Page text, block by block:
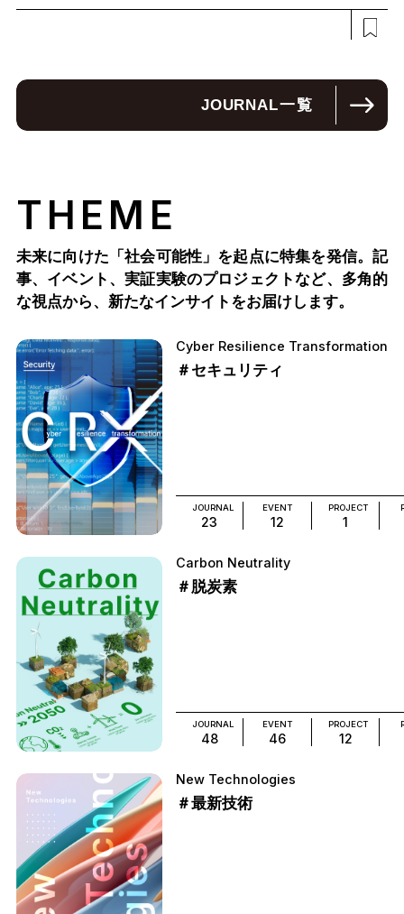
JOURNAL一覧
THEME
未来に向けた「社会可能性」を起点に特集を発信。記
事、イベント、実証実験のプロジェクトなど、多角的
な視点から、新たなインサイトをお届けします。
Cyber Resilience Transformation
＃セキュリティ
JOURNAL
23
EVENT
12
PROJECT
1
Carbon Neutrality
＃脱炭素
JOURNAL
48
EVENT
46
PROJECT
12
New Technologies
＃最新技術